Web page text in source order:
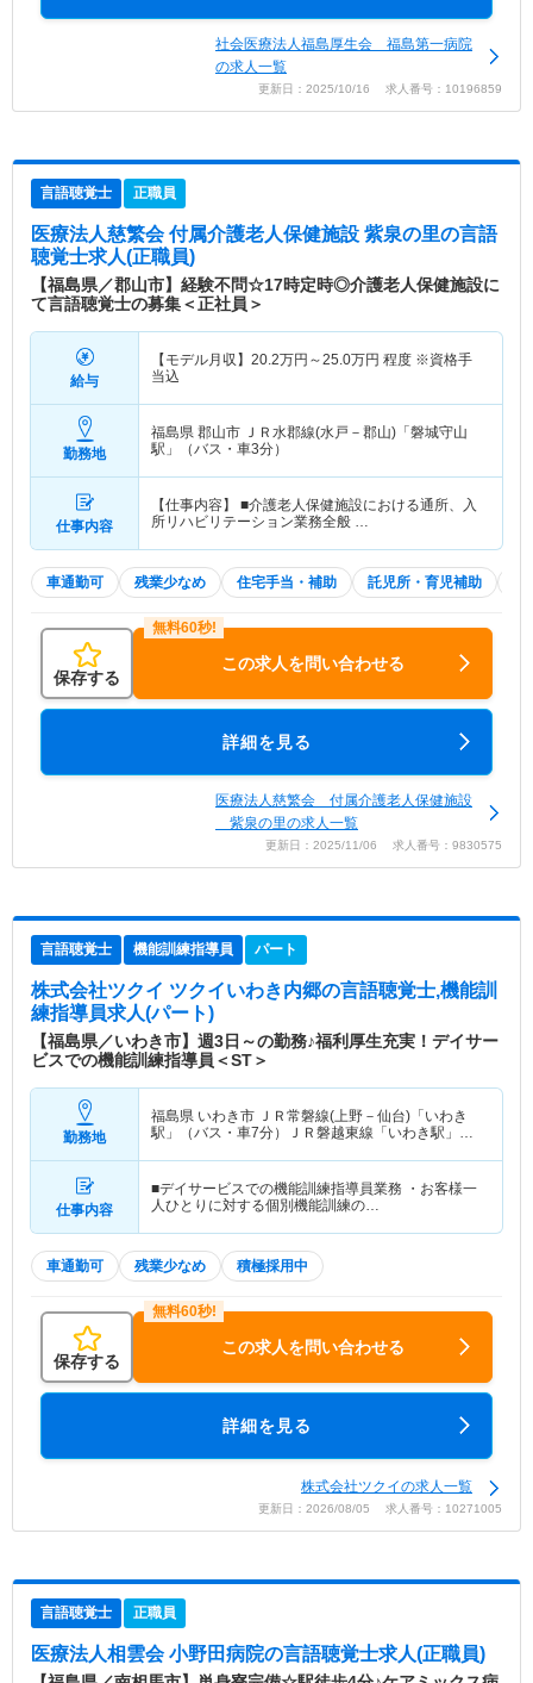
社会医療法人福島厚生会 福島第一病院
の求人一覧
更新日：2025/10/16 求人番号：10196859
言語聴覚士 正職員
医療法人慈繁会 付属介護老人保健施設 紫泉の里の言語
聴覚士求人(正職員)
【福島県／郡山市】経験不問☆17時定時◎介護老人保健施設に
て言語聴覚士の募集＜正社員＞
給与
【モデル月収】 20.2万円～25.0万円 程度 ※資格手
当込
勤務地
福島県 郡山市 ＪＲ水郡線(水戸－郡山)「磐城守山
駅」（バス・車3分）
仕事内容
【仕事内容】 ■介護老人保健施設における通所、入
所リハビリテーション業務全般 …
車通勤可 残業少なめ 住宅手当・補助 託児所・育児補助
保存する
この求人を問い合わせる
詳細を見る
医療法人慈繁会 付属介護老人保健施設
紫泉の里の求人一覧
更新日：2025/11/06 求人番号：9830575
言語聴覚士 機能訓練指導員 パート
株式会社ツクイ ツクイいわき内郷の言語聴覚士,機能訓
練指導員求人(パート)
【福島県／いわき市】週3日～の勤務♪福利厚生充実！デイサー
ビスでの機能訓練指導員＜ST＞
勤務地
福島県 いわき市 ＪＲ常磐線(上野－仙台)「いわき
駅」（バス・車7分）ＪＲ磐越東線「いわき駅」
仕事内容
■デイサービスでの機能訓練指導員業務 ・お客様一
人ひとりに対する個別機能訓練の…
車通勤可 残業少なめ 積極採用中
保存する
この求人を問い合わせる
詳細を見る
株式会社ツクイの求人一覧
更新日：2026/08/05 求人番号：10271005
言語聴覚士 正職員
医療法人相雲会 小野田病院の言語聴覚士求人(正職員)